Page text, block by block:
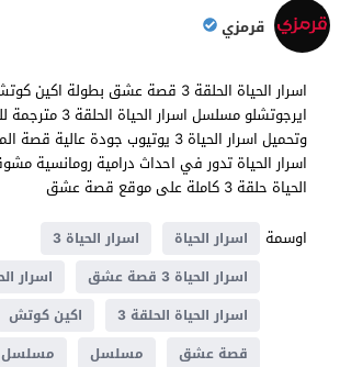
قرمزي
اسرار الحياة الحلقة 3 قصة عشق بطولة
ايرجوتشلو مسلسل
وتحميل اسرار الحياة 3 يوتيوب جودة
اسرار الحياة تدور في احداث درامية ​​رومانسية
الحياة حلقة 3 كاملة على موقع قصة عشق
اوسمة
اسرار الحياة
اسرار الحياة 3
اسرار الحياة 3 قصة عشق
اسرار
اسرار الحياة الحلقة 3
اكين كوتش
قصة عشق
مسلسل
مسلسل